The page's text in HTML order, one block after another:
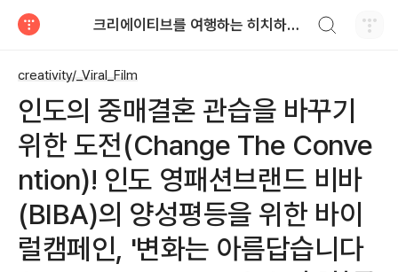
크리에이티브를 여행하는 히치하이커를 위한 안내서
creativity/_Viral_Film
인도의 중매결혼 관습을 바꾸기
위한 도전(Change The Conve
ntion)! 인도 영패션브랜드 비바
(BIBA)의 양성평등을 위한 바이
럴캠페인, '변화는 아름답습니다